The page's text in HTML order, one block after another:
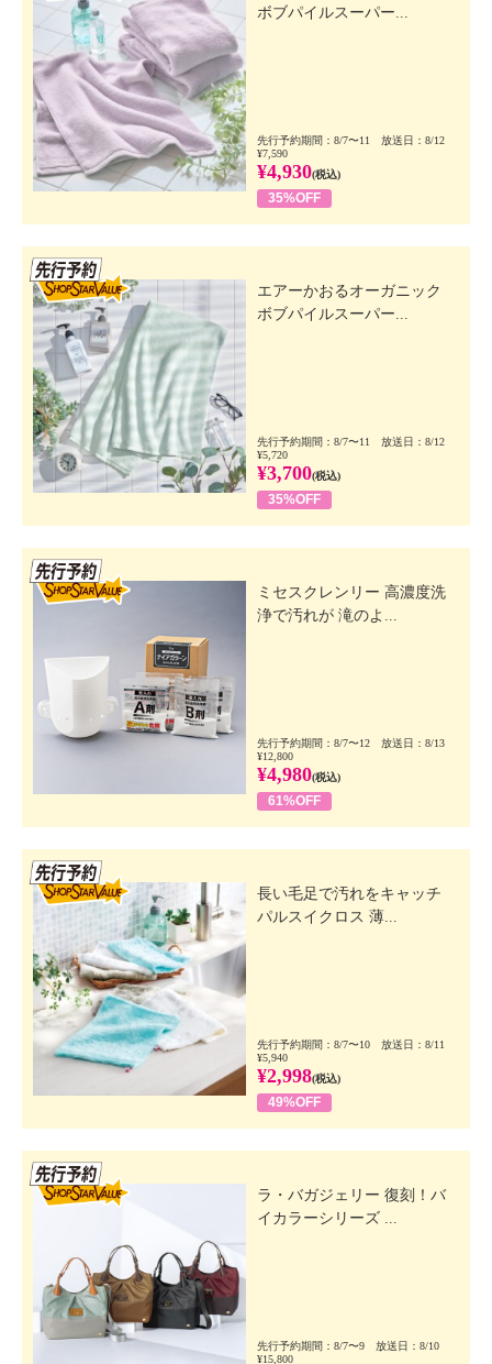
ボブパイルスーパー...
先行予約期間：8/7〜11 放送日：8/12
¥7,590
¥4,930(税込)
35%OFF
エアーかおるオーガニック
ボブパイルスーパー...
先行予約期間：8/7〜11 放送日：8/12
¥5,720
¥3,700(税込)
35%OFF
ミセスクレンリー 高濃度洗
浄で汚れが 滝のよ...
先行予約期間：8/7〜12 放送日：8/13
¥12,800
¥4,980(税込)
61%OFF
長い毛足で汚れをキャッチ
パルスイクロス 薄...
先行予約期間：8/7〜10 放送日：8/11
¥5,940
¥2,998(税込)
49%OFF
ラ・バガジェリー 復刻！バ
イカラーシリーズ ...
先行予約期間：8/7〜9 放送日：8/10
¥15,800